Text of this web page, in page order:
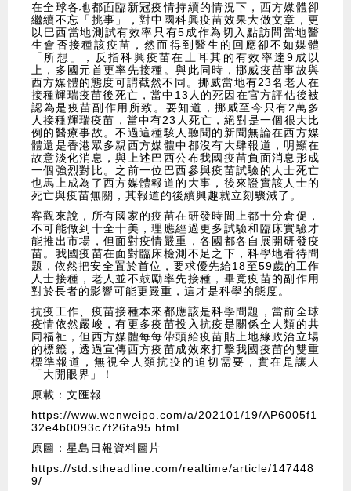
在全球各地都面臨新冠疫情持續的情況下，西方媒體卻
繼續不忘「挑事」，對中國科興疫苗效果大做文章，更
以巴西當地測試有效率只有5成作為切入點訪問當地醫
生會否接種該疫苗，然而得到醫生的回應卻不如媒體
「所想」，反指科興疫苗在土耳其的有效率達9成以
上，多國元首更率先接種。與此同時，挪威疫苗事故與
西方媒體的態度可謂截然不同。挪威當地有23名老人在
接種輝瑞疫苗後死亡，當中13人的死因在官方評估後被
認為是疫苗副作用所致。要知道，挪威至今只有2萬多
人接種輝瑞疫苗，當中有23人死亡，絕對是一個很大比
例的醫療事故。不過這種駭人聽聞的新聞無論在西方媒
體還是香港眾多親西方媒體中都沒有大肆報道，明顯在
故意淡化消息，與上述巴西公布我國疫苗負面消息形成
一個強烈對比。之前一位巴西參與疫苗試驗的人士死亡
也馬上成為了西方媒體報道的大事，後來證實該人士的
死亡與疫苗無關，其報道的後續興趣就立刻驟減了。
客觀來說，所有國家的疫苗在研發時間上都十分倉促，
不可能做到十全十美，理應經過更多試驗和臨床實驗才
能推出市場，但面對疫情嚴重，各國都各自展開研發疫
苗。我國疫苗在面對臨床檢測不足之下，科學地看待問
題，依然把安全置於首位，要求優先給18至59歲的工作
人士接種，老人並不鼓勵率先接種，畢竟疫苗的副作用
對於長者的影響可能更嚴重，這才是科學的態度。
抗疫工作、疫苗接種本來都應該是科學問題，當前全球
疫情依然嚴峻，有更多疫苗投入抗疫是關係全人類的共
同福祉，但西方媒體每每帶頭給疫苗貼上地緣政治立場
的標籤，透過宣傳西方疫苗成效來打擊我國疫苗的雙重
標準報道，無視全人類抗疫的迫切需要，實在是讓人
「大開眼界」！
原載：文匯報
https://www.wenweipo.com/a/202101/19/AP6005f1
32e4b0093c7f26fa95.html
原圖：星島日報資料圖片
https://std.stheadline.com/realtime/article/147448
9/